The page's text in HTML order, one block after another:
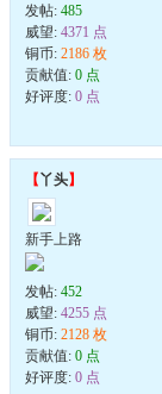
发帖: 485
威望: 4371 点
铜币: 2186 枚
贡献值: 0 点
好评度: 0 点
【丫头】
新手上路
发帖: 452
威望: 4255 点
铜币: 2128 枚
贡献值: 0 点
好评度: 0 点